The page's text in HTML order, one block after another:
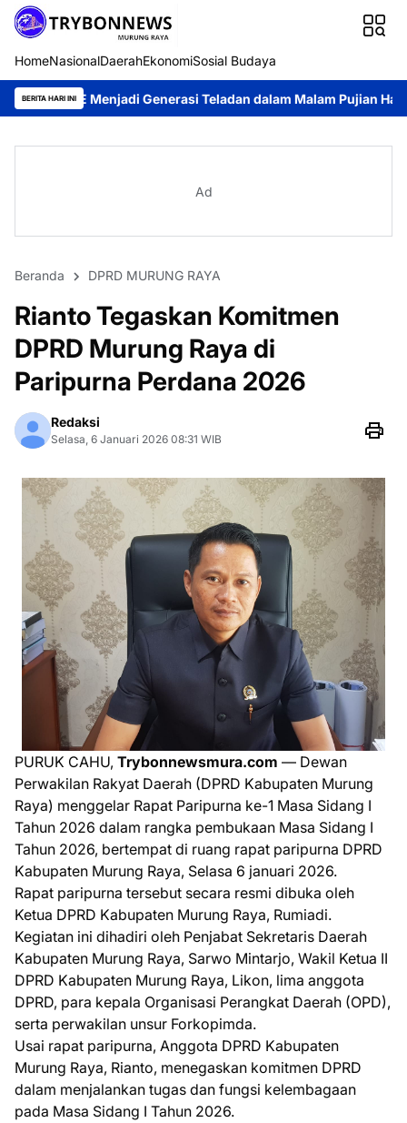
HomeNasionalDaerahEkonomiSosial Budaya
BERITA HARI INI
Generasi Teladan dalam Malam Pujian Hari Pemuda GKE
Ad
Beranda DPRD MURUNG RAYA
Rianto Tegaskan Komitmen
DPRD Murung Raya di
Paripurna Perdana 2026
Redaksi
Selasa, 6 Januari 2026 08:31 WIB
PURUK CAHU, Trybonnewsmura.com — Dewan
Perwakilan Rakyat Daerah (DPRD Kabupaten Murung
Raya) menggelar Rapat Paripurna ke-1 Masa Sidang I
Tahun 2026 dalam rangka pembukaan Masa Sidang I
Tahun 2026, bertempat di ruang rapat paripurna DPRD
Kabupaten Murung Raya, Selasa 6 januari 2026.
Rapat paripurna tersebut secara resmi dibuka oleh
Ketua DPRD Kabupaten Murung Raya, Rumiadi.
Kegiatan ini dihadiri oleh Penjabat Sekretaris Daerah
Kabupaten Murung Raya, Sarwo Mintarjo, Wakil Ketua II
DPRD Kabupaten Murung Raya, Likon, lima anggota
DPRD, para kepala Organisasi Perangkat Daerah (OPD),
serta perwakilan unsur Forkopimda.
Usai rapat paripurna, Anggota DPRD Kabupaten
Murung Raya, Rianto, menegaskan komitmen DPRD
dalam menjalankan tugas dan fungsi kelembagaan
pada Masa Sidang I Tahun 2026.